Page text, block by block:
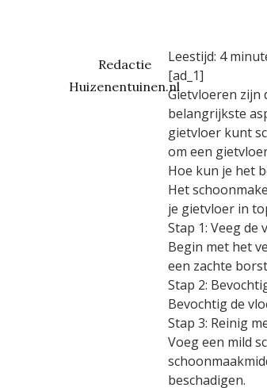
Redactie
Huizenentuinen.nl
Leestijd: 4
[ad_1]
Gietvloeren zijn
belangrijkste
gietvloer kunt
om een
Hoe kun je het
Het
je gietvloer in
Stap 1: Veeg de
Begin met het
een zachte
Stap 2:
Bevochtig de
Stap 3: Reinig
Voeg een mild
beschadigen.